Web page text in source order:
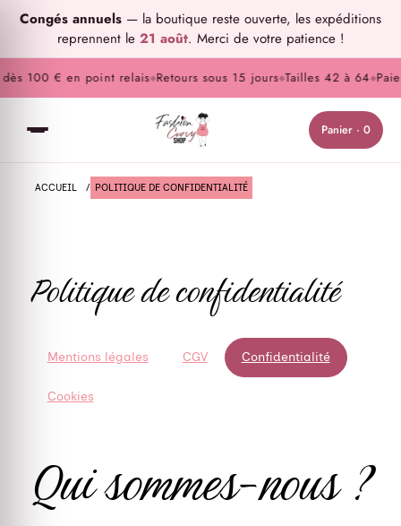
Congés annuels — la boutique reste ouverte, les expéditions
reprennent le 21 août. Merci de votre patience !
100 € en point relais ◆Retours sous 15 jours◆Tailles 42 à 64 ◆
Panier · 0
ACCUEIL / POLITIQUE DE CONFIDENTIALITÉ
Politique de confidentialité
Mentions légales CGV Confidentialité
Cookies
Qui sommes-nous ?